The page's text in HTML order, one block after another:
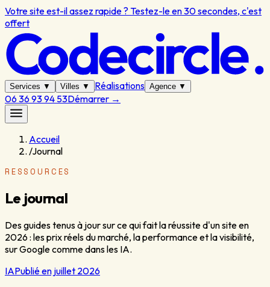
Votre site est-il assez rapide ? Testez-le en 30 secondes, c'est
offert
Services ▼ Villes ▼ Réalisations Agence ▼
06 36 93 94 53Démarrer →
Accueil
/Journal
RESSOURCES
Le journal
Des guides tenus à jour sur ce qui fait la réussite d'un site en
2026 : les prix réels du marché, la performance et la visibilité,
sur Google comme dans les IA.
IAPublié en juillet 2026